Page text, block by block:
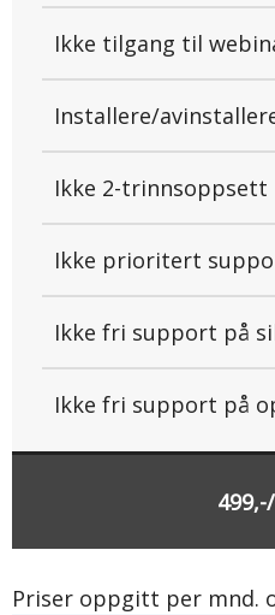
Ikke tilgang til
Installere/
Ikke 2-trinnsoppsett
Ikke prioritert
Ikke fri support på
Ikke fri support på
Priser oppgitt per mnd.